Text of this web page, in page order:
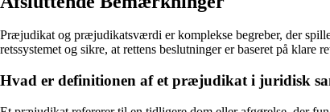
Præjudikat og præjudikatsværdi er komplekse begreber, der
retssystemet og sikre, at rettens beslutninger er baseret på klare
Hvad er definitionen af et præjudikat i juridisk